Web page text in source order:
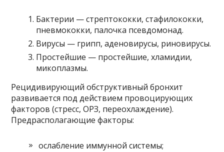
Бактерии — стрептококки, стафилококки,
пневмококки, палочка псевдомонад.
Вирусы — грипп, аденовирусы, риновирусы.
Простейшие — простейшие, хламидии,
микоплазмы.
Рецидивирующий обструктивный бронхит
развивается под действием провоцирующих
факторов (стресс, ОРЗ, переохлаждение).
Предрасполагающие факторы:
ослабление иммунной системы;